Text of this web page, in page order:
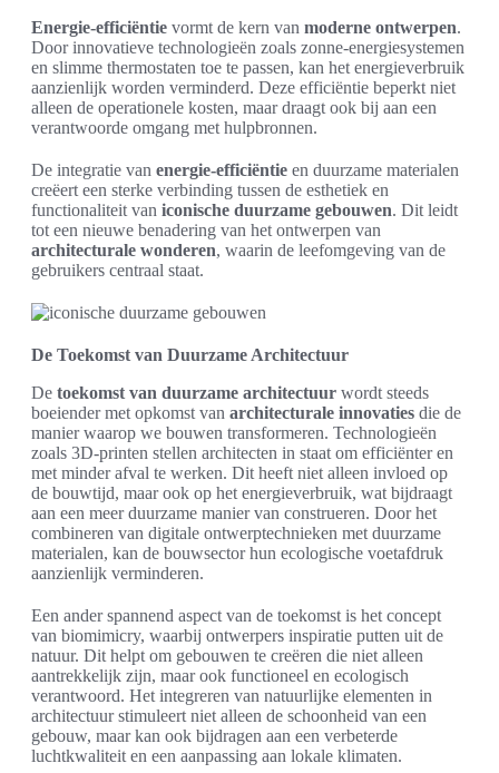
Energie-efficiëntie vormt de kern van moderne ontwerpen.
Door innovatieve technologieën zoals zonne-energiesystemen
en slimme thermostaten toe te passen, kan het energieverbruik
aanzienlijk worden verminderd. Deze efficiëntie beperkt niet
alleen de operationele kosten, maar draagt ook bij aan een
verantwoorde omgang met hulpbronnen.
De integratie van energie-efficiëntie en duurzame materialen
creëert een sterke verbinding tussen de esthetiek en
functionaliteit van iconische duurzame gebouwen. Dit leidt
tot een nieuwe benadering van het ontwerpen van
architecturale wonderen, waarin de leefomgeving van de
gebruikers centraal staat.
De Toekomst van Duurzame Architectuur
De toekomst van duurzame architectuur wordt steeds
boeiender met opkomst van architecturale innovaties die de
manier waarop we bouwen transformeren. Technologieën
zoals 3D-printen stellen architecten in staat om efficiënter en
met minder afval te werken. Dit heeft niet alleen invloed op
de bouwtijd, maar ook op het energieverbruik, wat bijdraagt
aan een meer duurzame manier van construeren. Door het
combineren van digitale ontwerptechnieken met duurzame
materialen, kan de bouwsector hun ecologische voetafdruk
aanzienlijk verminderen.
Een ander spannend aspect van de toekomst is het concept
van biomimicry, waarbij ontwerpers inspiratie putten uit de
natuur. Dit helpt om gebouwen te creëren die niet alleen
aantrekkelijk zijn, maar ook functioneel en ecologisch
verantwoord. Het integreren van natuurlijke elementen in
architectuur stimuleert niet alleen de schoonheid van een
gebouw, maar kan ook bijdragen aan een verbeterde
luchtkwaliteit en een aanpassing aan lokale klimaten.